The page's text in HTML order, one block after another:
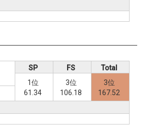
SP
1位
61.34
FS
3位
106.18
Total
3位
167.52